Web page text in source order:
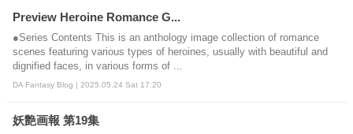
Preview Heroine Romance G...
●Series Contents This is an anthology image collection of romance
scenes featuring various types of heroines, usually with beautiful and
dignified faces, in various forms of ...
DA Fantasy Blog | 2025.05.24 Sat 17:20
妖艶画報 第19集